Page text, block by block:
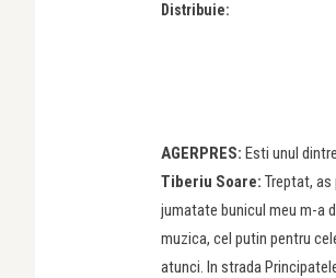
Distribuie:
AGERPRES: Esti unul
Tiberiu Soare: Treptat,
jumatate bunicul meu m-a
muzica, cel putin pentru
atunci. In strada